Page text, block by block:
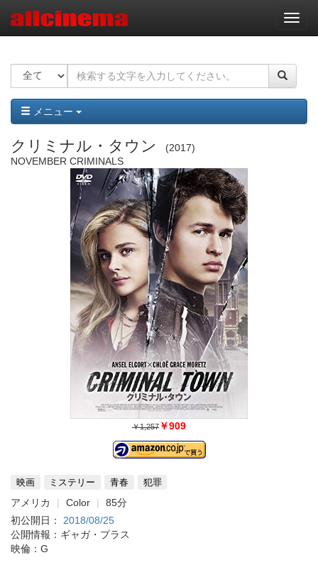
ナ
ビ
ー
ョ
ン
メニュー
クリミナル・タウン
2017
NOVEMBER CRIMINALS
￥1,257 ￥909
映画 ミステリー 青春 犯罪
アメリカ Color
85分
初公開日： 2018/08/25
公開情報：ギャガ・プラス
映倫：G